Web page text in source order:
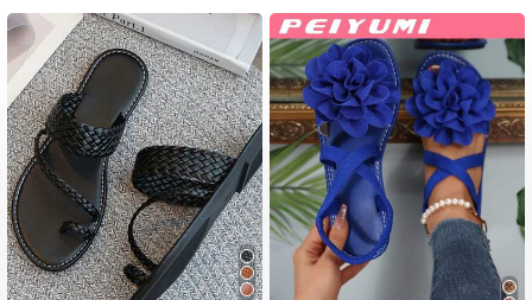
4,80 1K Seguidores
4,80 1K Seguidores
4,80 1K Seguidores
4,80 1K Seguidores